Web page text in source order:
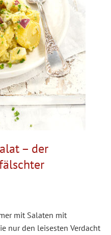
– der
mit Salaten mit
nur den leisesten Verdacht